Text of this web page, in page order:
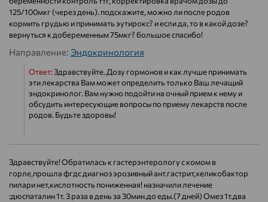
125/100мкг (через день). подскажите, можно ли после родов
кормить грудью и принимать эутирокс? и если да, то в какой дозе?
вернуться к добеременным 75мкг? большое спасибо!
Направление: Эндокринология
Ответ:Здравствуйте. Дозу гормонов и как лучше принимать
эти лекарства Вам может определить только Ваш лечащий
эндокринолог. Вам нужно подойти на очный прием к нему и
обсудить интересующие вопросы по приему лекарств после
родов. Будьте здоровы!
Здравствуйте! Обратилась к гастерэнтерологу с комом в
горле,прошла фгдс диагноз эрозивный ант.гастрит,хеликобактор
пилари нет,кислотность пониженная! назначили лечение
:дюспаталин 1т. 3 раза в день за 30мин.до еды.(7 дней) Омез 1т.два